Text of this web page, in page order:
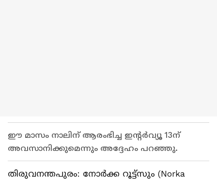
ഈ മാസം നാലിന് ആരംഭിച്ച ഇന്റർവ്യൂ 13ന്
അവസാനിക്കുമെന്നും അദ്ദേഹം പറഞ്ഞു.
തിരുവനന്തപുരം: നോർക്ക റൂട്ട്‌സും (Norka